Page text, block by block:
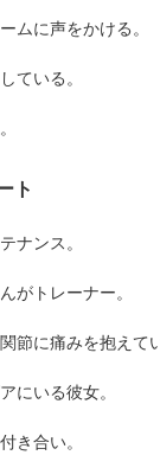
ムに声をかける。
ている。
ト
ナンス。
がトレーナー。
節に痛みを抱えて
にいる彼女。
き合い。